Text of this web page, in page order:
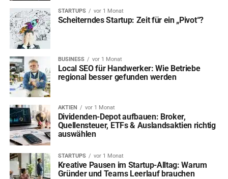
STARTUPS vor 1 Monat
Scheiterndes Startup: Zeit für ein „Pivot“?
BUSINESS vor 1 Monat
Local SEO für Handwerker: Wie Betriebe
regional besser gefunden werden
AKTIEN vor 1 Monat
Dividenden-Depot aufbauen: Broker,
Quellensteuer, ETFs & Auslandsaktien richtig
auswählen
STARTUPS vor 1 Monat
Kreative Pausen im Startup-Alltag: Warum
Gründer und Teams Leerlauf brauchen